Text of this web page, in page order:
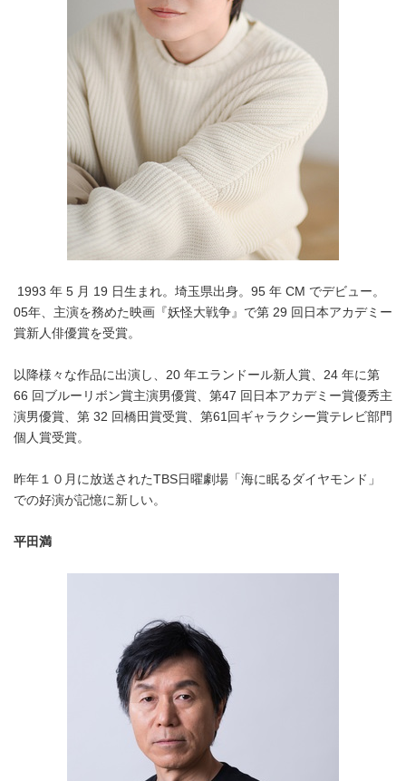
1993 年 5 月 19 日生まれ。埼玉県出身。95 年 CM でデビュー。
05年、主演を務めた映画『妖怪大戦争』で第 29 回日本アカデミー
賞新人俳優賞を受賞。
以降様々な作品に出演し、20 年エランドール新人賞、24 年に第
66 回ブルーリボン賞主演男優賞、第47 回日本アカデミー賞優秀主
演男優賞、第 32 回橋田賞受賞、第61回ギャラクシー賞テレビ部門
個人賞受賞。
昨年１０月に放送されたTBS日曜劇場「海に眠るダイヤモンド」
での好演が記憶に新しい。
平田満